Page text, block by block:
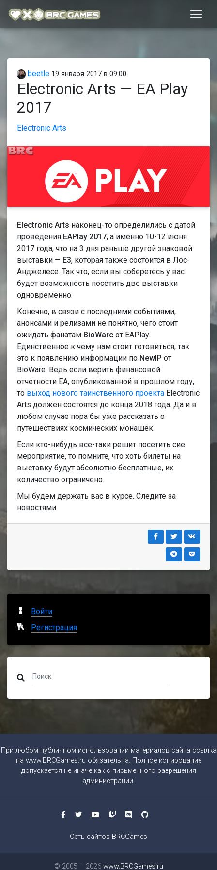
beetle 19 января 2017 в 09:00
Electronic Arts — EA Play
2017
Electronic Arts
Electronic Arts наконец-то определились с датой
проведения EAPlay 2017, а именно 10-12 июня
2017 года, что на 3 дня раньше другой знаковой
выставки — E3, которая также состоится в Лос-
Анджелесе. Так что, если вы соберетесь у вас
будет возможность посетить две выставки
одновременно.
Конечно, в связи с последними событиями,
анонсами и релизами не понятно, чего стоит
ожидать фанатам BioWare от EAPlay.
Единственное к чему нам стоит готовиться, так
это к появлению информации по NewIP от
BioWare. Ведь если верить финансовой
отчетности EA, опубликованной в прошлом году,
то выход нового таинственного проекта Electronic
Arts должен состоятся до конца 2018 года. Да и в
любом случае пора бы уже рассказать о
путешествиях космических монашек.
Если кто-нибудь все-таки решит посетить сие
мероприятие, то помните, что хоть билеты на
выставку будут абсолютно бесплатные, их
количество ограничено.
Мы будем держать вас в курсе. Следите за
новостями.
Войти
Регистрация
При любом публичном использовании материалов сайта ссылка
на www.BRCGames.ru обязательна. Полное копирование
допускается не иначе как с письменного разрешения
администрации.
Сеть сайтов BRCGames
© 2005 – 2026 www.BRCGames.ru